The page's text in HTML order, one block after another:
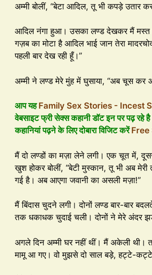
अम्मी बोलीं, “बेटा आदिल, तू भी कपड़े उतार
आदिल नंगा हुआ। उसका लण्ड देखकर मैं मस्त
गज़ब का मोटा है आदिल भाई जान तेरा
पहली बार देख रही हूँ।”
अम्मी ने लण्ड मेरे मुंह में घुसाया, “अब चूस
आप यहFamily Sex Stories - Incest
वेबसाइट फ्री सेक्स कहानी डॉट इन पर पढ़ रहे
कहानियां पढ़ने के लिए दोबारा विजिट करेंFree
मैं दो लण्डों का मज़ा लेने लगी। एक चूत में,
खुश होकर बोलीं, “बेटी मुस्कान, तू भी अब
गई है। अब आएगा जवानी का असली मज़ा!”
मैं बिंदास चुदने लगी। दोनों लण्ड बार-बार
तक धकाधक चुदाई चली। दोनों ने मेरे अंदर
अगले दिन अम्मी घर नहीं थीं। मैं अकेली थी।
मामू आ गए। वो मुझसे दो साल बड़े, हट्टे-